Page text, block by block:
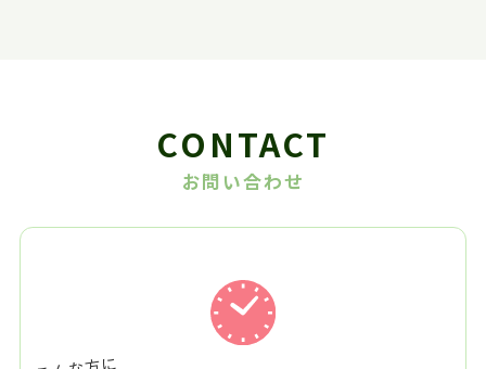
CONTACT
お問い合わせ